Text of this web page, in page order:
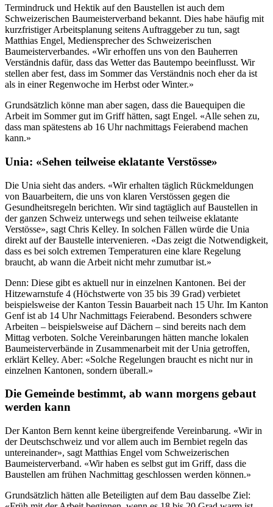
Termindruck und Hektik auf den Baustellen ist auch dem
Schweizerischen Baumeisterverband bekannt. Dies habe häufig mit
kurzfristiger Arbeitsplanung seitens Auftraggeber zu tun, sagt
Matthias Engel, Mediensprecher des Schweizerischen
Baumeisterverbandes. «Wir erhoffen uns von den Bauherren
Verständnis dafür, dass das Wetter das Bautempo beeinflusst. Wir
stellen aber fest, dass im Sommer das Verständnis noch eher da ist
als in einer Regenwoche im Herbst oder Winter.»
Grundsätzlich könne man aber sagen, dass die Bauequipen die
Arbeit im Sommer gut im Griff hätten, sagt Engel. «Alle sehen zu,
dass man spätestens ab 16 Uhr nachmittags Feierabend machen
kann.»
Unia: «Sehen teilweise eklatante Verstösse»
Die Unia sieht das anders. «Wir erhalten täglich Rückmeldungen
von Bauarbeitern, die uns von klaren Verstössen gegen die
Gesundheitsregeln berichten. Wir sind tagtäglich auf Baustellen in
der ganzen Schweiz unterwegs und sehen teilweise eklatante
Verstösse», sagt Chris Kelley. In solchen Fällen würde die Unia
direkt auf der Baustelle intervenieren. «Das zeigt die Notwendigkeit,
dass es bei solch extremen Temperaturen eine klare Regelung
braucht, ab wann die Arbeit nicht mehr zumutbar ist.»
Denn: Diese gibt es aktuell nur in einzelnen Kantonen. Bei der
Hitzewarnstufe 4 (Höchstwerte von 35 bis 39 Grad) verbietet
beispielsweise der Kanton Tessin Bauarbeit nach 15 Uhr. Im Kanton
Genf ist ab 14 Uhr Nachmittags Feierabend. Besonders schwere
Arbeiten – beispielsweise auf Dächern – sind bereits nach dem
Mittag verboten. Solche Vereinbarungen hätten manche lokalen
Baumeisterverbände in Zusammenarbeit mit der Unia getroffen,
erklärt Kelley. Aber: «Solche Regelungen braucht es nicht nur in
einzelnen Kantonen, sondern überall.»
Die Gemeinde bestimmt, ab wann morgens gebaut
werden kann
Der Kanton Bern kennt keine übergreifende Vereinbarung. «Wir in
der Deutschschweiz und vor allem auch im Bernbiet regeln das
untereinander», sagt Matthias Engel vom Schweizerischen
Baumeisterverband. «Wir haben es selbst gut im Griff, dass die
Baustellen am frühen Nachmittag geschlossen werden können.»
Grundsätzlich hätten alle Beteiligten auf dem Bau dasselbe Ziel: